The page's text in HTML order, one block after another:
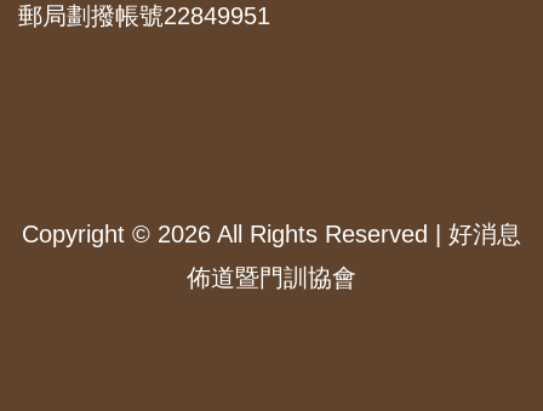
郵局劃撥帳號22849951
Copyright © 2026 All Rights Reserved | 好消息
佈道暨門訓協會